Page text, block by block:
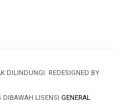
DILINDUNGI. REDESIGNED BY
DIBAWAH LISENSI GENERAL